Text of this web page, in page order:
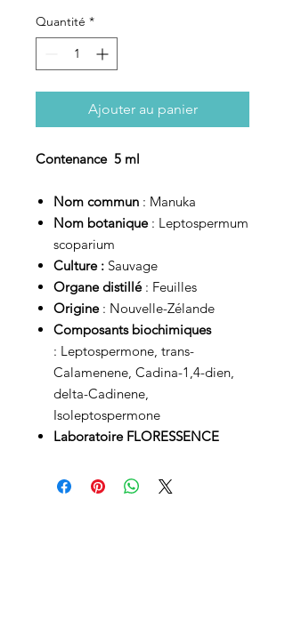
Quantité *
Ajouter au panier
Contenance 5 ml
Nom commun : Manuka
Nom botanique: Leptospermum
scoparium
Culture : Sauvage
Organe distillé : Feuilles
Origine : Nouvelle-Zélande
Composants biochimiques
: Leptospermone, trans-
Calamenene, Cadina-1,4-dien,
delta-Cadinene,
Isoleptospermone
Laboratoire FLORESSENCE